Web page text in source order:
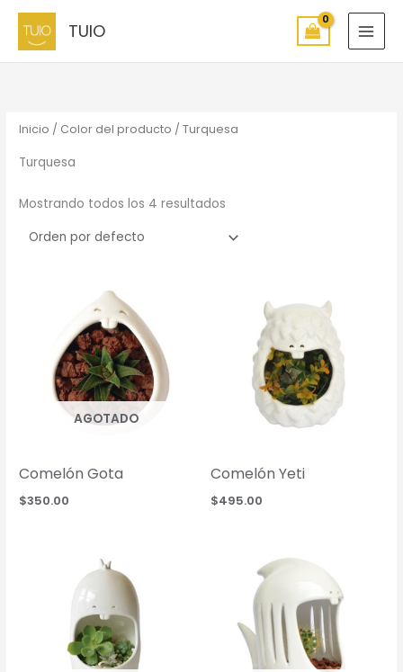
contenido
TUIO
Inicio / Color del producto / Turquesa
Turquesa
Mostrando todos los 4 resultados
AGOTADO
Comelón Gota
$350.00
Comelón Yeti
$495.00